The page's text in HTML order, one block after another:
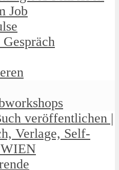
Job
veröffentlichen |
Verlage, Self-